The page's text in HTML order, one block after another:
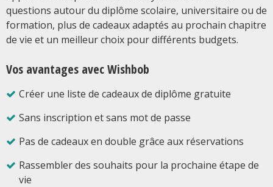
questions autour du diplôme scolaire, universitaire ou de
formation, plus de cadeaux adaptés au prochain chapitre
de vie et un meilleur choix pour différents budgets.
Vos avantages avec Wishbob
Créer une liste de cadeaux de diplôme gratuite
Sans inscription et sans mot de passe
Pas de cadeaux en double grâce aux réservations
Rassembler des souhaits pour la prochaine étape de
vie